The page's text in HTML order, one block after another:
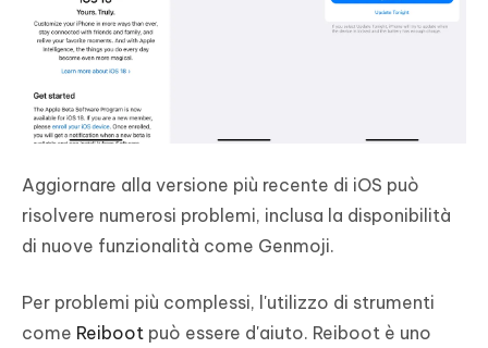
Aggiornare alla versione più recente di iOS può
risolvere numerosi problemi, inclusa la disponibilità
di nuove funzionalità come Genmoji.
Per problemi più complessi, l'utilizzo di strumenti
come Reiboot può essere d'aiuto. Reiboot è uno